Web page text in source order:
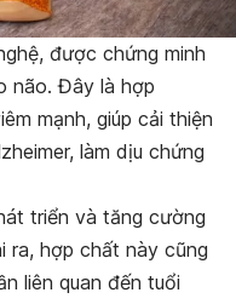
được chứng minh
não. Đây là hợp
mạnh, giúp cải thiện
làm dịu chứng
triển và tăng cường
ra, hợp chất này cũng
liên quan đến tuổi